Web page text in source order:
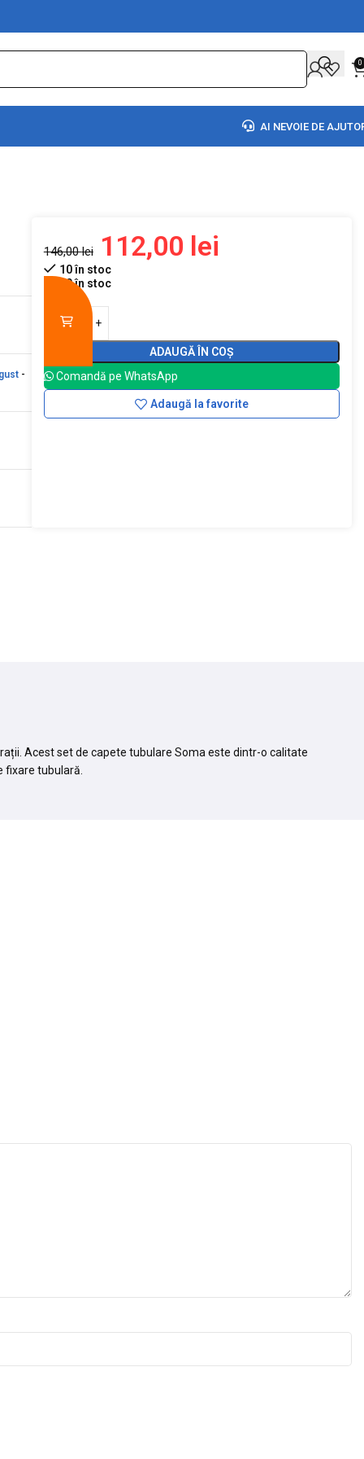
0
AI NEVOIE DE
-
146,00lei 112,00 lei
10 în stoc
10 în stoc
ADAUGĂ ÎN COȘ
Comandă pe WhatsApp
Adaugă la favorite
Acest set de capete tubulare Soma este dintr-o calitate
tubulară.